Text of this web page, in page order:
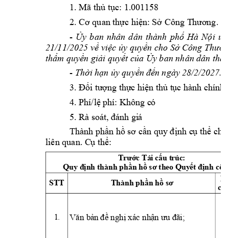
1. Mã thủ tục: 1.001158
2. Cơ quan thực hiện: Sở Công Thương.
- Ủy ban nhân dân thành phố Hà Nội
21/11/2025 về việc ủy quyền cho Sở Công
thẩm quyền giải quyết của Ủy ban nhân dân
- Thời hạn ủy quyền đến ngày 28/2/2027.
3. Đối tượng thực hiện thủ tục hành c
4. Phí/lệ phí: Không có
5. Rà soát, đánh giá
Thành phần hồ sơ cần quy định cụ thể
liên quan. Cụ thể:
Trước Tái cấu trúc:
Quy định thành phần hồ sơ theo Quyết định cô
STT Thành phần hồ sơ chí
1. Văn bản đề nghị xác nhận ưu đãi;